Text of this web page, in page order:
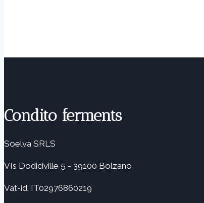
Condito ferments
Soelva SRLS
VIs Dodiciville 5 - 39100 Bolzano
Vat-id: IT02976860219